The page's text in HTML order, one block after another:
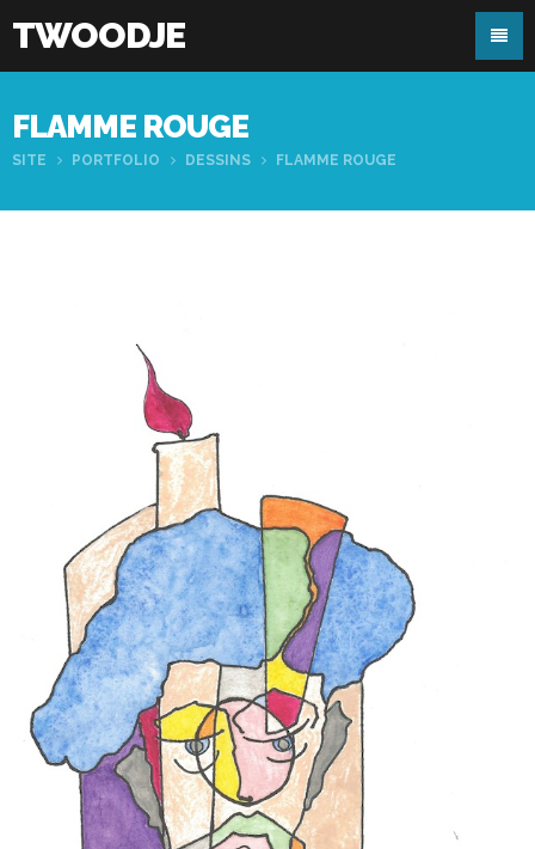
TWOODJE
FLAMME ROUGE
SITE PORTFOLIO DESSINS FLAMME ROUGE